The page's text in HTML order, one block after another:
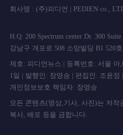
회사명 : (주)피디
H.Q: 200 Spectrum center Dr. 300
강남구 개포로 508 소망빌딩 B1 520호
제호: 피디언뉴스 | 등록번호: 서울 아
1일 | 발행인: 장영승 | 편집인: 조윤정
개인정보보호 책임자: 장영승
모든 콘텐츠(영상,기사, 사진)는 저
복사, 배포